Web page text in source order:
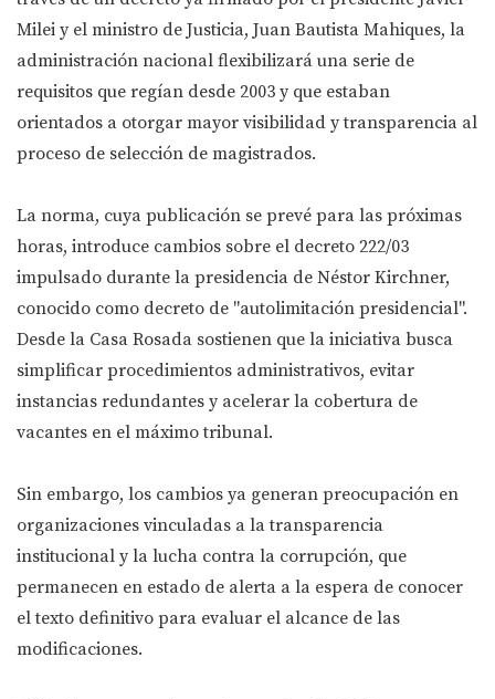
Milei y el ministro de Justicia, Juan Bautista Mahiques, la
administración nacional flexibilizará una serie de
requisitos que regían desde 2003 y que estaban
orientados a otorgar mayor visibilidad y transparencia al
proceso de selección de magistrados.
La norma, cuya publicación se prevé para las próximas
horas, introduce cambios sobre el decreto 222/03
impulsado durante la presidencia de Néstor Kirchner,
conocido como decreto de "autolimitación presidencial".
Desde la Casa Rosada sostienen que la iniciativa busca
simplificar procedimientos administrativos, evitar
instancias redundantes y acelerar la cobertura de
vacantes en el máximo tribunal.
Sin embargo, los cambios ya generan preocupación en
organizaciones vinculadas a la transparencia
institucional y la lucha contra la corrupción, que
permanecen en estado de alerta a la espera de conocer
el texto definitivo para evaluar el alcance de las
modificaciones.